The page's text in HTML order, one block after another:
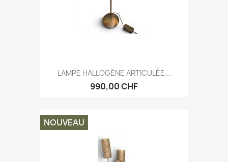
LAMPE HALLOGÈNE ARTICULÉE...
990,00 CHF
NOUVEAU